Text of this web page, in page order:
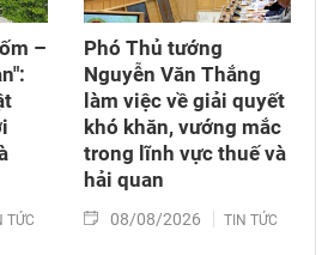
–
TỨC
Phó Thủ tướng
Nguyễn Văn Thắng
làm việc về giải quyết
khó khăn, vướng mắc
trong lĩnh vực thuế và
hải quan
08/08/2026 TIN TỨC